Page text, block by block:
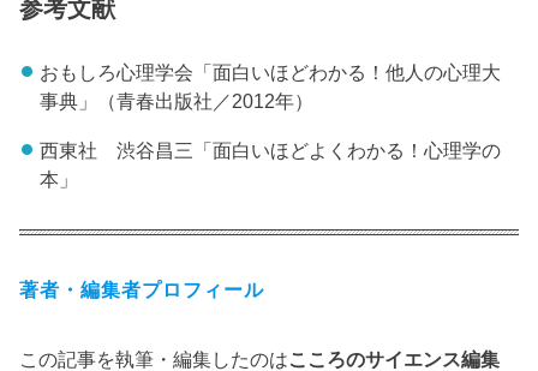
参考文献
おもしろ心理学会「面白いほどわかる！他人の心理大
事典」（青春出版社／2012年）
西東社 渋谷昌三「面白いほどよくわかる！心理学の
本」
著者・編集者プロフィール
この記事を執筆・編集したのはこころのサイエンス編集